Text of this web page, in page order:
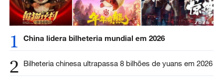
1 China lidera bilheteria mundial em 2026
2 Bilheteria chinesa ultrapassa 8 bilhões de yuans em 2026